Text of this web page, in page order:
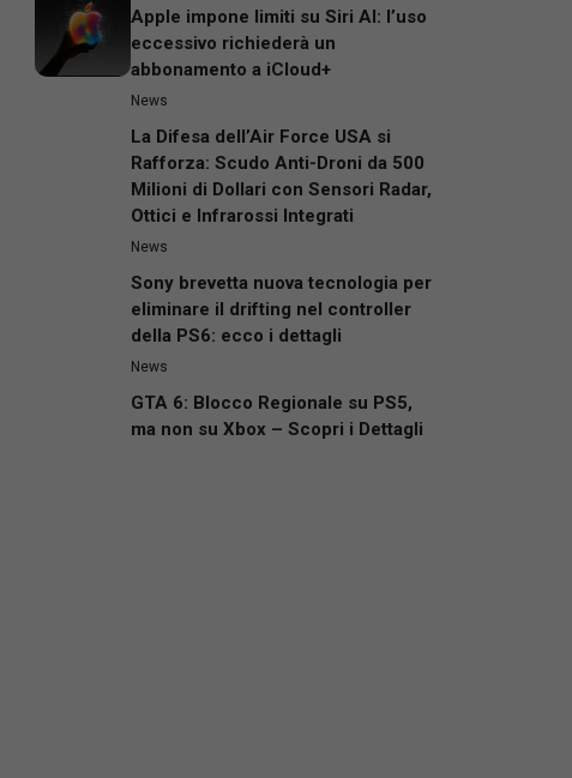
Apple impone limiti su Siri AI: l’uso
eccessivo richiederà un
abbonamento a iCloud+
News
La Difesa dell’Air Force USA si
Rafforza: Scudo Anti-Droni da 500
Milioni di Dollari con Sensori Radar,
Ottici e Infrarossi Integrati
News
Sony brevetta nuova tecnologia per
eliminare il drifting nel controller
della PS6: ecco i dettagli
News
GTA 6: Blocco Regionale su PS5,
ma non su Xbox – Scopri i Dettagli